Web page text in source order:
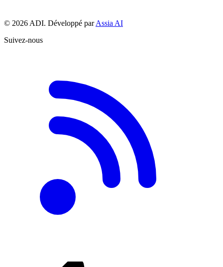
© 2026 ADI. Développé parAssia AI
Suivez-nous